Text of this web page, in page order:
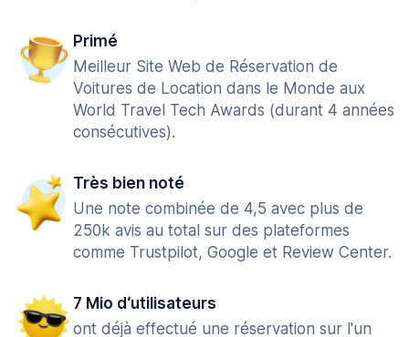
Primé
Meilleur Site Web de Réservation de
Voitures de Location dans le Monde aux
World Travel Tech Awards (durant 4 années
consécutives).
Très bien noté
Une note combinée de 4,5 avec plus de
250k avis au total sur des plateformes
comme Trustpilot, Google et Review Center.
7 Mio d‘utilisateurs
ont déjà effectué une réservation sur l'un